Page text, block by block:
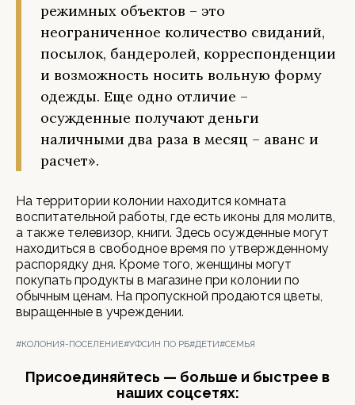
режимных объектов – это
неограниченное количество свиданий,
посылок, бандеролей, корреспонденции
и возможность носить вольную форму
одежды. Еще одно отличие –
осужденные получают деньги
наличными два раза в месяц – аванс и
расчет».
На территории колонии находится комната
воспитательной работы, где есть иконы для молитв,
а также телевизор, книги. Здесь осужденные могут
находиться в свободное время по утвержденному
распорядку дня. Кроме того, женщины могут
покупать продукты в магазине при колонии по
обычным ценам. На пропускной продаются цветы,
выращенные в учреждении.
#КОЛОНИЯ-ПОСЕЛЕНИЕ#УФСИН ПО РБ#ДЕТИ#СЕМЬЯ
Присоединяйтесь — больше и быстрее в
наших соцсетях: